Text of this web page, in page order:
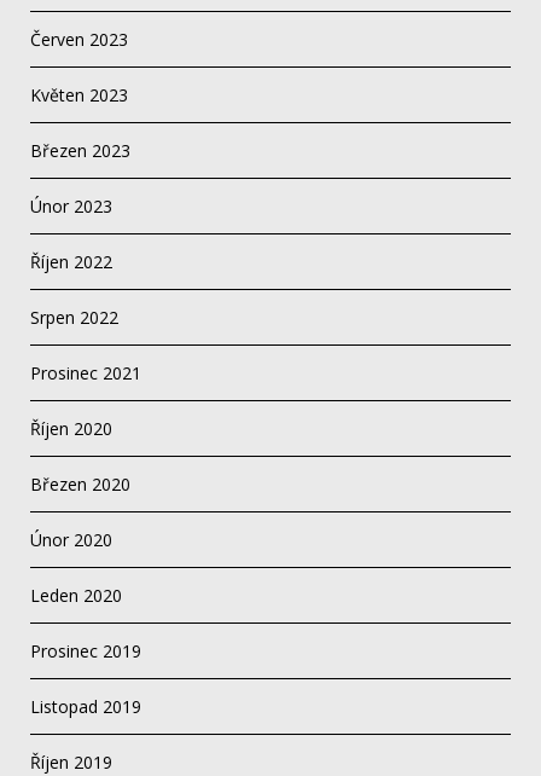
Červen 2023
Květen 2023
Březen 2023
Únor 2023
Říjen 2022
Srpen 2022
Prosinec 2021
Říjen 2020
Březen 2020
Únor 2020
Leden 2020
Prosinec 2019
Listopad 2019
Říjen 2019